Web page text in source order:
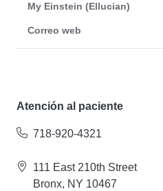
My Einstein (Ellucian)
Correo web
Atención al paciente
718-920-4321
111 East 210th Street
Bronx, NY 10467